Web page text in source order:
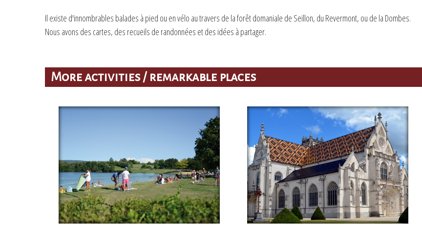
Il existe d'innombrables balades à pied ou en vélo au travers de la forêt domaniale de Seillon, du Revermont, ou de la Dombes.
Nous avons des cartes, des recueils de randonnées et des idées à partager.
More activities / remarkable places